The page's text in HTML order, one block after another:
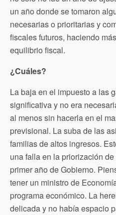
un año donde se tomaron
necesarias o prioritarias y
fiscales futuros, haciendo
equilibrio fiscal.
¿Cuáles?
La baja en el impuesto a las
significativa y no era
al menos sin hacerla en el
previsional. La suba de las
familias de altos ingresos.
una falla en la priorización
primer año de Gobierno.
tener un ministro de
programa económico. La
delicada y no había espacio